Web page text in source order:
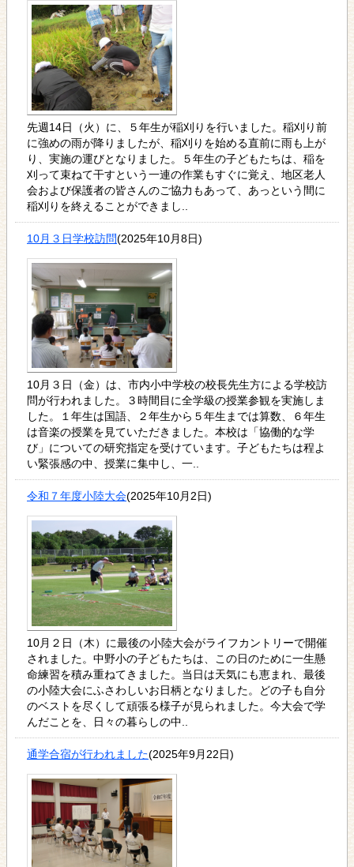
先週14日（火）に、５年生が稲刈りを行いました。稲刈り前
に強めの雨が降りましたが、稲刈りを始める直前に雨も上が
り、実施の運びとなりました。５年生の子どもたちは、稲を
刈って束ねて干すという一連の作業もすぐに覚え、地区老人
会および保護者の皆さんのご協力もあって、あっという間に
稲刈りを終えることができまし..
10月３日学校訪問(2025年10月8日)
10月３日（金）は、市内小中学校の校長先生方による学校訪
問が行われました。３時間目に全学級の授業参観を実施しま
した。１年生は国語、２年生から５年生までは算数、６年生
は音楽の授業を見ていただきました。本校は「協働的な学
び」についての研究指定を受けています。子どもたちは程よ
い緊張感の中、授業に集中し、一..
令和７年度小陸大会(2025年10月2日)
10月２日（木）に最後の小陸大会がライフカントリーで開催
されました。中野小の子どもたちは、この日のために一生懸
命練習を積み重ねてきました。当日は天気にも恵まれ、最後
の小陸大会にふさわしいお日柄となりました。どの子も自分
のベストを尽くして頑張る様子が見られました。今大会で学
んだことを、日々の暮らしの中..
通学合宿が行われました(2025年9月22日)